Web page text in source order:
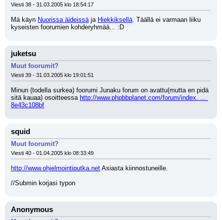
Viesti 38 - 31.03.2005 klo 18:54:17
Mä käyn Nuorissa äideissä ja Hiekkiksellä. Täällä ei varmaan liiku
kyseisten foorumien kohderyhmää... :D
juketsu
Muut foorumit?
Viesti 39 - 31.03.2005 klo 19:01:51
Minun (todella surkea) foorumi Junaku forum on avattu(mutta en pidä
sitä kauaa) osoitteessa http://www.phpbbplanet.com/forum/index. ...
8e43c108bf
squid
Muut foorumit?
Viesti 40 - 01.04.2005 klo 08:33:49
http://www.ohjelmointiputka.net Asiasta kiinnostuneille.
//Submin korjasi typon
Anonymous